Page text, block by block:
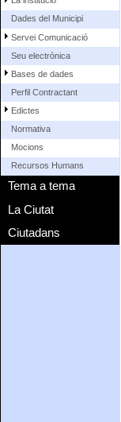
Dades del Municipi
Servei Comunicació
Seu electrònica
Bases de dades
Perfil Contractant
Edictes
Normativa
Mocions
Recursos Humans
Tema a tema
La Ciutat
Ciutadans